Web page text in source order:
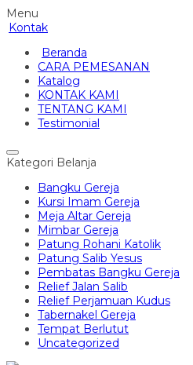
Menu
Kontak
Beranda
CARA PEMESANAN
Katalog
KONTAK KAMI
TENTANG KAMI
Testimonial
Kategori Belanja
Bangku Gereja
Kursi Imam Gereja
Meja Altar Gereja
Mimbar Gereja
Patung Rohani Katolik
Patung Salib Yesus
Pembatas Bangku Gereja
Relief Jalan Salib
Relief Perjamuan Kudus
Tabernakel Gereja
Tempat Berlutut
Uncategorized